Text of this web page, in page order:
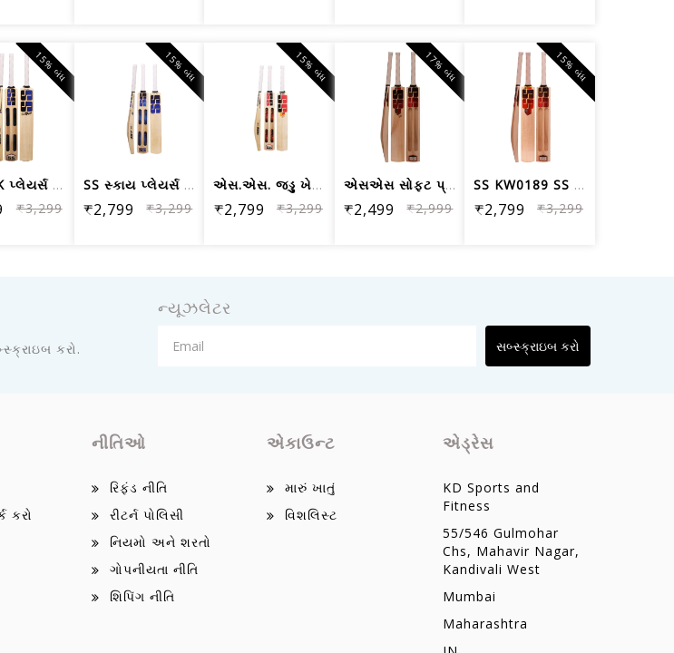
SS QDK પ્લેયર્સ જમ્બો કાશ્મીર વિલો ક્...
₹3,299
15% બંધ
SS સ્કાય પ્લેયર્સ જમ્બો કાશ્મીર વિલો ...
₹2,799 ₹3,299
15% બંધ
એસ.એસ. જડ્ડુ ખેલાડીઓ જમ્બો કાશ્મીર વિ...
₹2,799 ₹3,299
15% બંધ
એસએસ સોફ્ટ પ્રો પ્લેયર કાશ્મીર વિલો ક...
₹2,499 ₹2,999
17% બંધ
SS KW0189 SS સોફ્ટ પ્રો પ્લેયર સ્કૂપ ...
₹2,799 ₹3,299
15% બંધ
કરો.
ન્યૂઝલેટર
સબ્સ્ક્રાઇબ કરો
કરો
નીતિઓ
રિફંડ નીતિ
રીટર્ન પોલિસી
નિયમો અને શરતો
ગોપનીયતા નીતિ
શિપિંગ નીતિ
એકાઉન્ટ
મારું ખાતું
વિશલિસ્ટ
એડ્રેસ
KD Sports and
Fitness
55/546 Gulmohar
Chs, Mahavir Nagar,
Kandivali West
Mumbai
Maharashtra